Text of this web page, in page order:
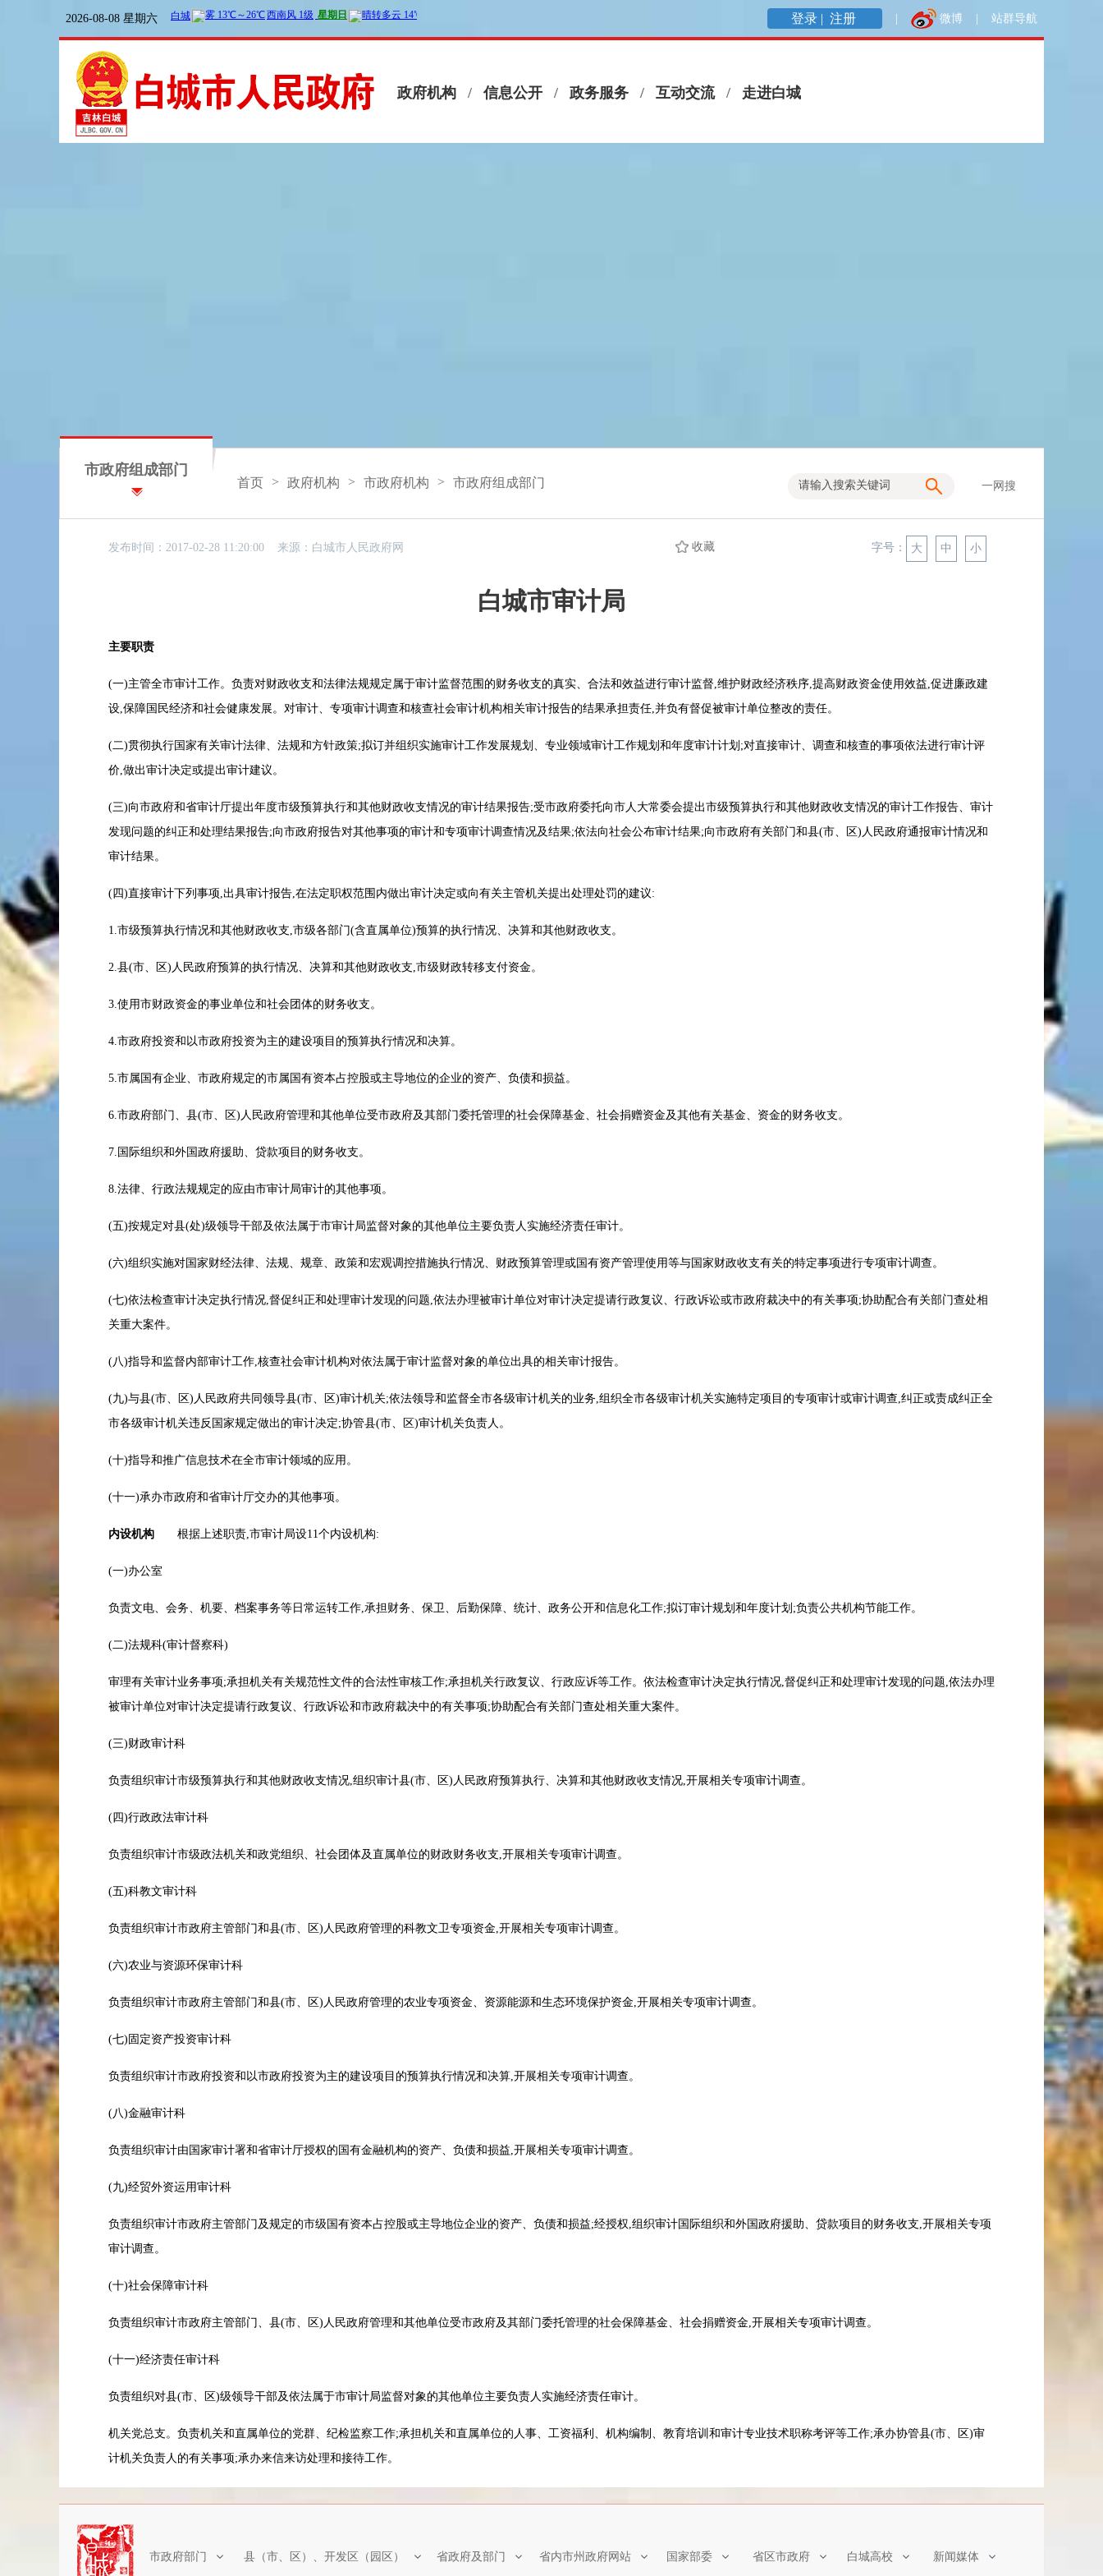
站群导航
微博
登录 | 注册
2026-08-08 星期六
政府机构 / 信息公开 / 政务服务 / 互动交流 / 走进白城
市政府组成部门
首页 > 政府机构 > 市政府机构 > 市政府组成部门 一网搜
发布时间：2017-02-28 11:20:00 来源： 白城市人民政府网 收藏 字号： 大 中 小
白城市审计局
主要职责
(一)主管全市审计工作。负责对财政收支和法律法规规定属于审计监督范围的财务收支的真实、合法和效益进行审计监督,维护财政经济秩序,提高财政资金使用效益,促进廉政建
设,保障国民经济和社会健康发展。对审计、专项审计调查和核查社会审计机构相关审计报告的结果承担责任,并负有督促被审计单位整改的责任。
(二)贯彻执行国家有关审计法律、法规和方针政策;拟订并组织实施审计工作发展规划、专业领域审计工作规划和年度审计计划;对直接审计、调查和核查的事项依法进行审计评
价,做出审计决定或提出审计建议。
(三)向市政府和省审计厅提出年度市级预算执行和其他财政收支情况的审计结果报告;受市政府委托向市人大常委会提出市级预算执行和其他财政收支情况的审计工作报告、审计
发现问题的纠正和处理结果报告;向市政府报告对其他事项的审计和专项审计调查情况及结果;依法向社会公布审计结果;向市政府有关部门和县(市、区)人民政府通报审计情况和
审计结果。
(四)直接审计下列事项,出具审计报告,在法定职权范围内做出审计决定或向有关主管机关提出处理处罚的建议:
1.市级预算执行情况和其他财政收支,市级各部门(含直属单位)预算的执行情况、决算和其他财政收支。
2.县(市、区)人民政府预算的执行情况、决算和其他财政收支,市级财政转移支付资金。
3.使用市财政资金的事业单位和社会团体的财务收支。
4.市政府投资和以市政府投资为主的建设项目的预算执行情况和决算。
5.市属国有企业、市政府规定的市属国有资本占控股或主导地位的企业的资产、负债和损益。
6.市政府部门、县(市、区)人民政府管理和其他单位受市政府及其部门委托管理的社会保障基金、社会捐赠资金及其他有关基金、资金的财务收支。
7.国际组织和外国政府援助、贷款项目的财务收支。
8.法律、行政法规规定的应由市审计局审计的其他事项。
(五)按规定对县(处)级领导干部及依法属于市审计局监督对象的其他单位主要负责人实施经济责任审计。
(六)组织实施对国家财经法律、法规、规章、政策和宏观调控措施执行情况、财政预算管理或国有资产管理使用等与国家财政收支有关的特定事项进行专项审计调查。
(七)依法检查审计决定执行情况,督促纠正和处理审计发现的问题,依法办理被审计单位对审计决定提请行政复议、行政诉讼或市政府裁决中的有关事项;协助配合有关部门查处相
关重大案件。
(八)指导和监督内部审计工作,核查社会审计机构对依法属于审计监督对象的单位出具的相关审计报告。
(九)与县(市、区)人民政府共同领导县(市、区)审计机关;依法领导和监督全市各级审计机关的业务,组织全市各级审计机关实施特定项目的专项审计或审计调查,纠正或责成纠正全
市各级审计机关违反国家规定做出的审计决定;协管县(市、区)审计机关负责人。
(十)指导和推广信息技术在全市审计领域的应用。
(十一)承办市政府和省审计厅交办的其他事项。
内设机构 根据上述职责,市审计局设11个内设机构:
(一)办公室
负责文电、会务、机要、档案事务等日常运转工作,承担财务、保卫、后勤保障、统计、政务公开和信息化工作;拟订审计规划和年度计划;负责公共机构节能工作。
(二)法规科(审计督察科)
审理有关审计业务事项;承担机关有关规范性文件的合法性审核工作;承担机关行政复议、行政应诉等工作。依法检查审计决定执行情况,督促纠正和处理审计发现的问题,依法办理
被审计单位对审计决定提请行政复议、行政诉讼和市政府裁决中的有关事项;协助配合有关部门查处相关重大案件。
(三)财政审计科
负责组织审计市级预算执行和其他财政收支情况,组织审计县(市、区)人民政府预算执行、决算和其他财政收支情况,开展相关专项审计调查。
(四)行政政法审计科
负责组织审计市级政法机关和政党组织、社会团体及直属单位的财政财务收支,开展相关专项审计调查。
(五)科教文审计科
负责组织审计市政府主管部门和县(市、区)人民政府管理的科教文卫专项资金,开展相关专项审计调查。
(六)农业与资源环保审计科
负责组织审计市政府主管部门和县(市、区)人民政府管理的农业专项资金、资源能源和生态环境保护资金,开展相关专项审计调查。
(七)固定资产投资审计科
负责组织审计市政府投资和以市政府投资为主的建设项目的预算执行情况和决算,开展相关专项审计调查。
(八)金融审计科
负责组织审计由国家审计署和省审计厅授权的国有金融机构的资产、负债和损益,开展相关专项审计调查。
(九)经贸外资运用审计科
负责组织审计市政府主管部门及规定的市级国有资本占控股或主导地位企业的资产、负债和损益;经授权,组织审计国际组织和外国政府援助、贷款项目的财务收支,开展相关专项
审计调查。
(十)社会保障审计科
负责组织审计市政府主管部门、县(市、区)人民政府管理和其他单位受市政府及其部门委托管理的社会保障基金、社会捐赠资金,开展相关专项审计调查。
(十一)经济责任审计科
负责组织对县(市、区)级领导干部及依法属于市审计局监督对象的其他单位主要负责人实施经济责任审计。
机关党总支。负责机关和直属单位的党群、纪检监察工作;承担机关和直属单位的人事、工资福利、机构编制、教育培训和审计专业技术职称考评等工作;承办协管县(市、区)审
计机关负责人的有关事项;承办来信来访处理和接待工作。
市政府部门 县（市、区）、开发区（园区） 省政府及部门 省内市州政府网站 国家部委 省区市政府 白城高校 新闻媒体